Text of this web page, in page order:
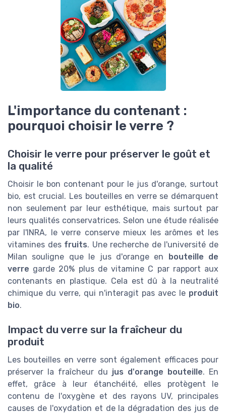
L'importance du contenant :
pourquoi choisir le verre ?
Choisir le verre pour préserver le goût et
la qualité
Choisir le bon contenant pour le jus d'orange, surtout
bio, est crucial. Les bouteilles en verre se démarquent
non seulement par leur esthétique, mais surtout par
leurs qualités conservatrices. Selon une étude réalisée
par l'INRA, le verre conserve mieux les arômes et les
vitamines des fruits. Une recherche de l'université de
Milan souligne que le jus d'orange en bouteille de
verre garde 20% plus de vitamine C par rapport aux
contenants en plastique. Cela est dû à la neutralité
chimique du verre, qui n'interagit pas avec le produit
bio.
Impact du verre sur la fraîcheur du
produit
Les bouteilles en verre sont également efficaces pour
préserver la fraîcheur du jus d'orange bouteille. En
effet, grâce à leur étanchéité, elles protègent le
contenu de l'oxygène et des rayons UV, principales
causes de l'oxydation et de la dégradation des jus de